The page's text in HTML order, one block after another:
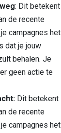
: Dit betekent
de recente
campagnes het
dat je jouw
behalen. Je
geen actie te
Dit betekent
de recente
campagnes het